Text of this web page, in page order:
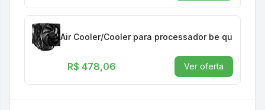
Air Cooler/Cooler para processador be quiet!
R$ 478,06 Ver oferta